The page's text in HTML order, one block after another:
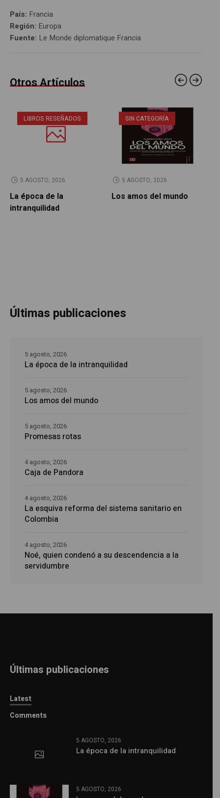
País: Francia
Región: Europa
Fuente: Le Monde diplomatique Francia
Otros Artículos
LIBROS RESEÑADOS
5 AGOSTO, 2026
La época de la
intranquilidad
SIN CATEGORÍA
5 AGOSTO, 2026
Los amos del mundo
Últimas publicaciones
La época de la intranquilidad
5 agosto, 2026
Los amos del mundo
5 agosto, 2026
Promesas rotas
5 agosto, 2026
Caja de Pandora
4 agosto, 2026
La esquiva reforma del sistema sanitario en
Colombia
4 agosto, 2026
Noé, quien condenó a su descendencia a la
servidumbre
4 agosto, 2026
Últimas publicaciones
Latest
Comments
5 AGOSTO, 2026
La época de la intranquilidad
5 AGOSTO, 2026